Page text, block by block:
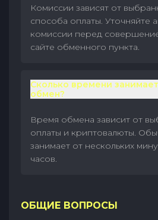
Комиссии зависят от
способа оплаты. Уточняйте
комиссии перед
сайте обменного пункта.
Сколько времени
обмен?
Время обмена зависит от
оплаты и криптовалюты.
занимает от нескольких
часов.
ОБЩИЕ ВОПРОСЫ